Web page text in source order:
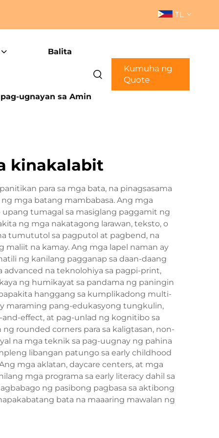
TL
Balita
ugnayan sa Amin
Kumuha ng
Quote
kinakalabit
para sa mga bata, na pinagsasama
mga batang mambabasa. Ang mga
upang tumagal sa masiglang paggamit ng
ng mga nakatagong larawan, teksto, o
tumututol sa pagputol at pagbend, na
na kamay. Ang mga lapel naman ay
ng kanilang pagganap sa daan-daang
na teknolohiya sa pagpi-print,
ng humikayat sa pandama ng paningin
hanggang sa kumplikadong multi-
maraming pang-edukasyong tungkulin,
effect, at pag-unlad ng kognitibo sa
rounded corners para sa kaligtasan, non-
na mga teknik sa pag-uugnay ng pahina
libangan patungo sa early childhood
mga aklatan, daycare centers, at mga
mga programa sa early literacy dahil sa
ng pasibong pagbasa sa aktibong
bata na maaaring mawalan ng